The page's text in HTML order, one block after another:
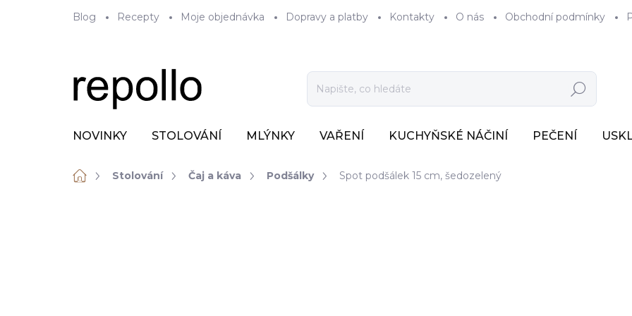
Blog Recepty Moje objednávka Dopravy a platby Kontakty O nás Obchodní podmínky
Hledat
NOVINKY STOLOVÁNÍ MLÝNKY VAŘENÍ KUCHYŇSKÉ NÁČINÍ PEČENÍ
DomůStolování Čaj a káva Podšálky Spot podšálek 15 cm, šedozelený